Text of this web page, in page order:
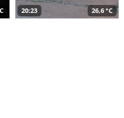
20:23 26,6 °C